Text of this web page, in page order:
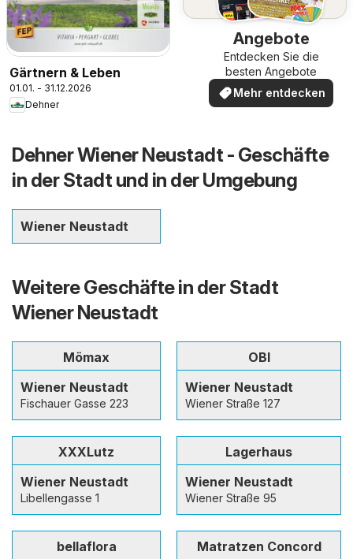
Gärtnern & Leben
01.01. - 31.12.2026
Dehner
Angebote
Entdecken Sie die
besten Angebote
Mehr entdecken
Dehner Wiener Neustadt - Geschäfte
in der Stadt und in der Umgebung
Wiener Neustadt
Weitere Geschäfte in der Stadt
Wiener Neustadt
Mömax
Wiener Neustadt
Fischauer Gasse 223
OBI
Wiener Neustadt
Wiener Straße 127
XXXLutz
Wiener Neustadt
Libellengasse 1
Lagerhaus
Wiener Neustadt
Wiener Straße 95
bellaflora
Matratzen Concord